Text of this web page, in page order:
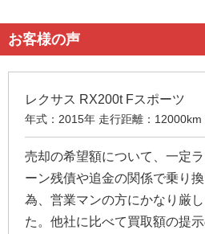
お客様の声
レクサス RX200t Fスポーツ
年式：2015年 走行距離：12000km
売却の希望額について、一定
ーン残債や追金の関係で乗り
為、営業マンの方にかなり厳
た。他社に比べて買取額の提